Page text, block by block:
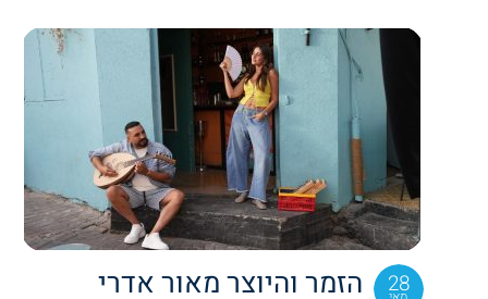
28 הזמר והיוצר מאור אדרי